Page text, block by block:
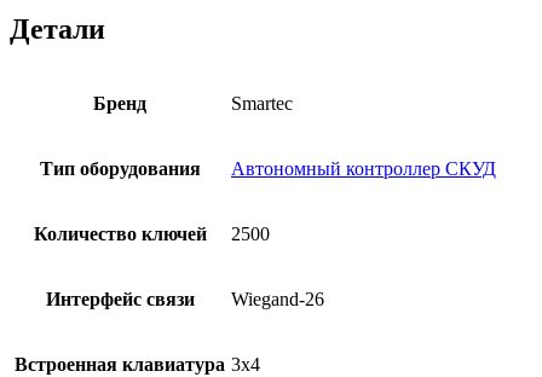
Детали
Бренд Smartec
Тип оборудования Автономный контроллер СКУД
Количество ключей 2500
Интерфейс связи Wiegand-26
Встроенная клавиатура 3х4